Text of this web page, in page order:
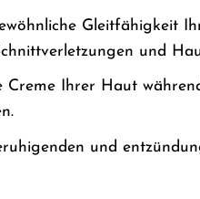
Gleitfähigkeit
und
Ihrer Haut
und